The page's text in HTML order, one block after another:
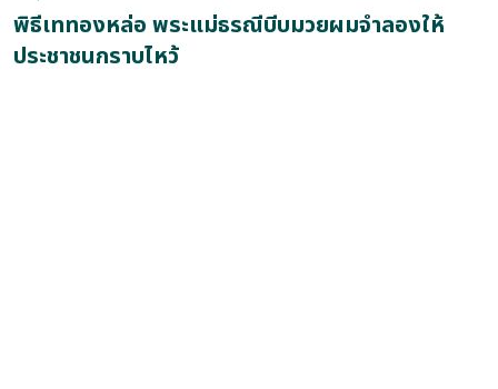
พิธีเททองหล่อ พระแม่ธรณีบีบมวยผมจำลองให้
ประชาชนกราบไหว้